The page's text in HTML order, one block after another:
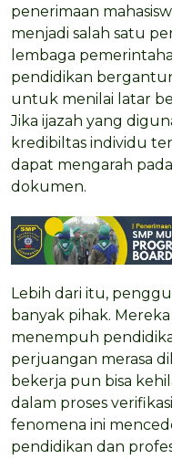
penerimaan
menjadi salah satu
lembaga
pendidikan
untuk menilai latar
Jika ijazah yang
kredibiltas individu
dapat mengarah
dokumen.
Lebih dari itu,
banyak pihak.
menempuh
perjuangan merasa
bekerja pun bisa
dalam proses
fenomena ini
pendidikan dan